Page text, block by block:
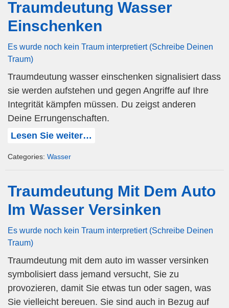
Traumdeutung Wasser
Einschenken
Es wurde noch kein Traum interpretiert (Schreibe Deinen
Traum)
Traumdeutung wasser einschenken signalisiert dass
sie werden aufstehen und gegen Angriffe auf Ihre
Integrität kämpfen müssen. Du zeigst anderen
Deine Errungenschaften.
Lesen Sie weiter…
Categories: Wasser
Traumdeutung Mit Dem Auto
Im Wasser Versinken
Es wurde noch kein Traum interpretiert (Schreibe Deinen
Traum)
Traumdeutung mit dem auto im wasser versinken
symbolisiert dass jemand versucht, Sie zu
provozieren, damit Sie etwas tun oder sagen, was
Sie vielleicht bereuen. Sie sind auch in Bezug auf